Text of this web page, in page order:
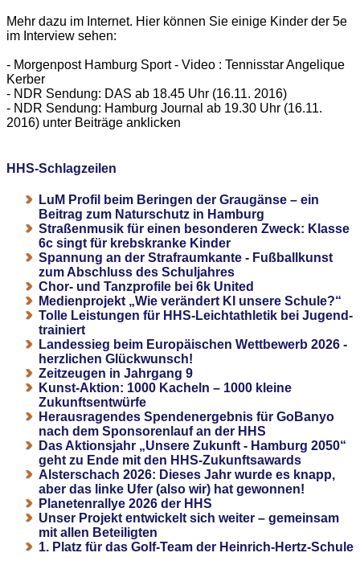
Mehr dazu im Internet. Hier können Sie einige Kinder der 5e
im Interview sehen:
- Morgenpost Hamburg Sport - Video : Tennisstar Angelique
Kerber
- NDR Sendung: DAS ab 18.45 Uhr (16.11. 2016)
- NDR Sendung: Hamburg Journal ab 19.30 Uhr (16.11.
2016) unter Beiträge anklicken
HHS-Schlagzeilen
LuM Profil beim Beringen der Graugänse – ein
Beitrag zum Naturschutz in Hamburg
Straßenmusik für einen besonderen Zweck: Klasse
6c singt für krebskranke Kinder
Spannung an der Strafraumkante - Fußballkunst
zum Abschluss des Schuljahres
Chor- und Tanzprofile bei 6k United
Medienprojekt „Wie verändert KI unsere Schule?“
Tolle Leistungen für HHS-Leichtathletik bei Jugend-
trainiert
Landessieg beim Europäischen Wettbewerb 2026 -
herzlichen Glückwunsch!
Zeitzeugen in Jahrgang 9
Kunst-Aktion: 1000 Kacheln – 1000 kleine
Zukunftsentwürfe
Herausragendes Spendenergebnis für GoBanyo
nach dem Sponsorenlauf an der HHS
Das Aktionsjahr „Unsere Zukunft - Hamburg 2050“
geht zu Ende mit den HHS-Zukunftsawards
Alsterschach 2026: Dieses Jahr wurde es knapp,
aber das linke Ufer (also wir) hat gewonnen!
Planetenrallye 2026 der HHS
Unser Projekt entwickelt sich weiter – gemeinsam
mit allen Beteiligten
1. Platz für das Golf-Team der Heinrich-Hertz-Schule